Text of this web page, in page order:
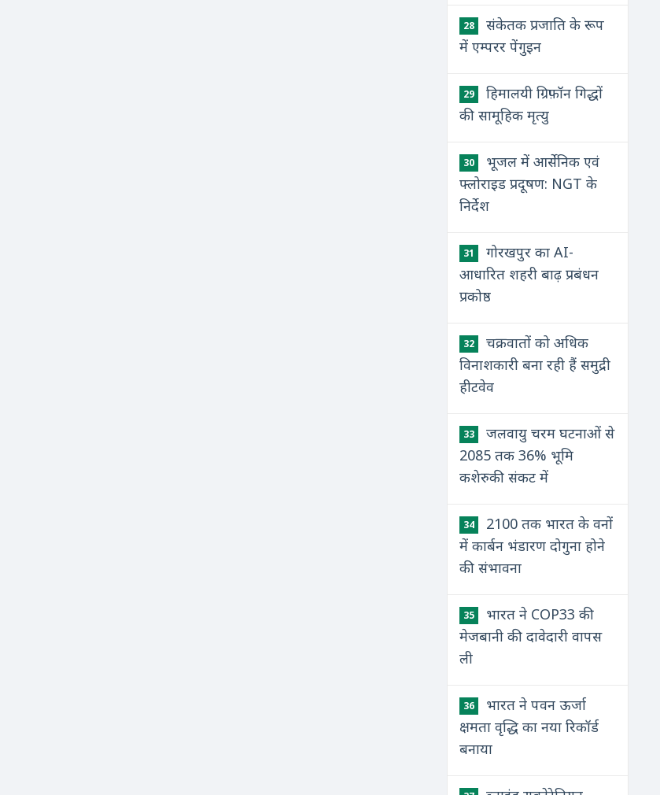
28
संकेतक प्रजाति के रूप
में एम्परर पेंगुइन
29
हिमालयी ग्रिफ़ॉन गिद्धों
की सामूहिक मृत्यु
30
भूजल में आर्सेनिक एवं
फ्लोराइड प्रदूषण: NGT के
निर्देश
31
गोरखपुर का AI-
आधारित शहरी बाढ़ प्रबंधन
प्रकोष्ठ
32
चक्रवातों को अधिक
विनाशकारी बना रही हैं समुद्री
हीटवेव
33
जलवायु चरम घटनाओं से
2085 तक 36% भूमि
कशेरुकी संकट में
34
2100 तक भारत के वनों
में कार्बन भंडारण दोगुना होने
की संभावना
35
भारत ने COP33 की
मेजबानी की दावेदारी वापस
ली
36
भारत ने पवन ऊर्जा
क्षमता वृद्धि का नया रिकॉर्ड
बनाया